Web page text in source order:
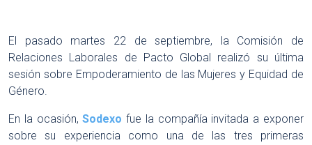
El pasado martes 22 de septiembre, la Comisión de
Relaciones Laborales de Pacto Global realizó su última
sesión sobre Empoderamiento de las Mujeres y Equidad de
Género.
En la ocasión,Sodexo fue la compañía invitada a exponer
sobre su experiencia como una de las tres primeras